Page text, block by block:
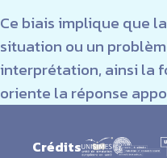
Ce biais implique que
situation ou un
interprétation, ainsi la
oriente la réponse
Crédits